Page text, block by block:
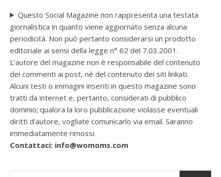
Questo Social Magazine non rappresenta una testata
giornalistica in quanto viene aggiornato senza alcuna
periodicità. Non può pertanto considerarsi un prodotto
editoriale ai sensi della legge n° 62 del 7.03.2001.
L’autore del magazine non è responsabile del contenuto
dei commenti ai post, nè del contenuto dei siti linkati.
Alcuni testi o immagini inseriti in questo magazine sono
tratti da internet e, pertanto, considerati di pubblico
dominio; qualora la loro pubblicazione violasse eventuali
diritti d’autore, vogliate comunicarlo via email. Saranno
immediatamente rimossi.
Contattaci: info@womoms.com